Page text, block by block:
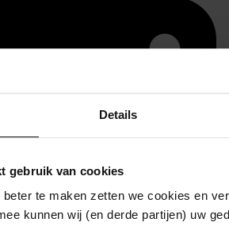
Details
gebruik van cookies
te maken zetten we cookies en
kunnen wij (en derde partijen) uw